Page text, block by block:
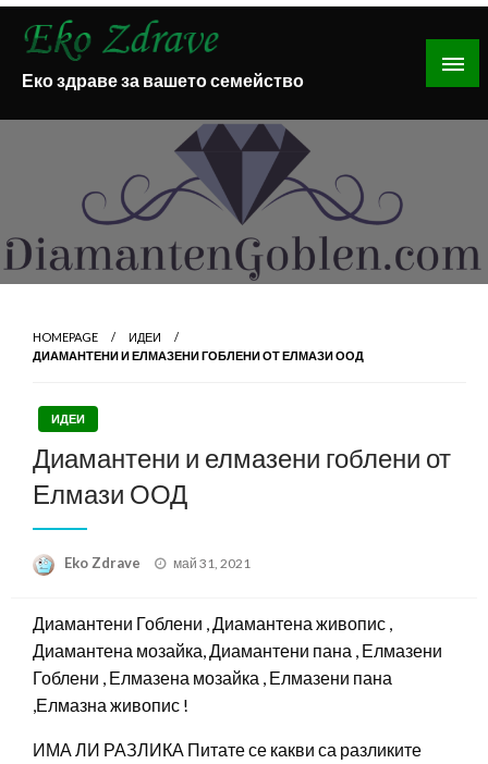
Skip
Еко здраве за вашето семейство
HOMEPAGE
ИДЕИ
ДИАМАНТЕНИ И ЕЛМАЗЕНИ ГОБЛЕНИ ОТ ЕЛМАЗИ ООД
ИДЕИ
Диамантени и елмазени гоблени от
Елмази ООД
Eko Zdrave
Posted
май 31, 2021
Диамантени Гоблени , Диамантена живопис ,
Диамантена мозайка, Диамантени пана , Елмазени
Гоблени , Елмазена мозайка , Елмазени пана
,Елмазна живопис !
ИМА ЛИ РАЗЛИКА Питате се какви са разликите